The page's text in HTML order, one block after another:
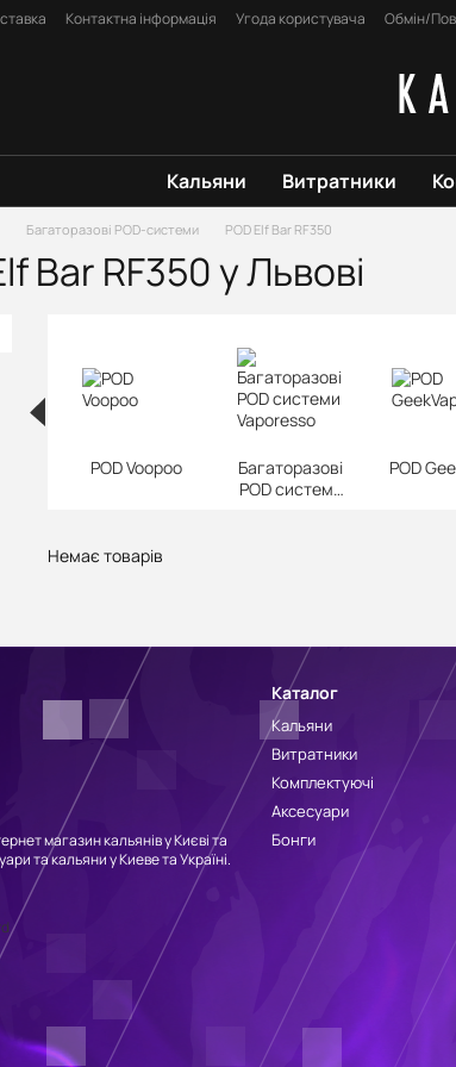
Контактна інформація Угода користувача Обмін/
Кальяни Витратники
Багаторазові POD-системи POD Elf Bar RF350
Bar RF350 у Львові
POD Voopoo
Багаторазові
POD системи
POD
Немає товарів
магазин кальянів у Києві та
та кальяни у Киеве та Україні.
Каталог
Кальяни
Витратники
Комплектуючі
Аксесуари
Бонги